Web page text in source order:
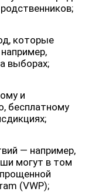
которые
выборах;
и
бесплатному
— например,
могут в том
(VWP);